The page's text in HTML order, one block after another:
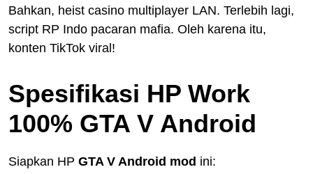
Bahkan, heist casino multiplayer LAN. Terlebih lagi,
script RP Indo pacaran mafia. Oleh karena itu,
konten TikTok viral!
Spesifikasi HP Work
100% GTA V Android
Siapkan HP GTA V Android mod ini: